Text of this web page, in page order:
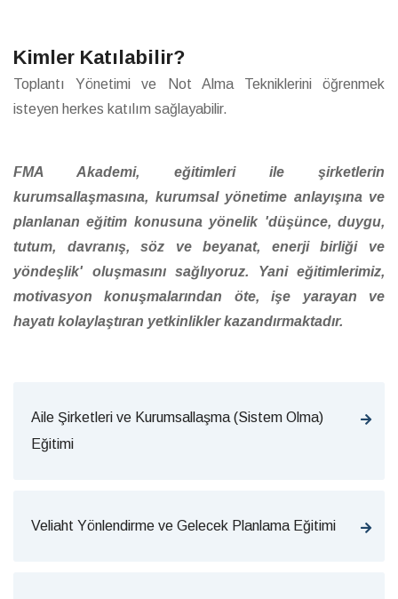
Kimler Katılabilir?
Toplantı Yönetimi ve Not Alma Tekniklerini öğrenmek
isteyen herkes katılım sağlayabilir.
FMA Akademi, eğitimleri ile şirketlerin
kurumsallaşmasına, kurumsal yönetime anlayışına ve
planlanan eğitim konusuna yönelik 'düşünce, duygu,
tutum, davranış, söz ve beyanat, enerji birliği ve
yöndeşlik' oluşmasını sağlıyoruz. Yani eğitimlerimiz,
motivasyon konuşmalarından öte, işe yarayan ve
hayatı kolaylaştıran yetkinlikler kazandırmaktadır.
Aile Şirketleri ve Kurumsallaşma (Sistem Olma)
Eğitimi
Veliaht Yönlendirme ve Gelecek Planlama Eğitimi